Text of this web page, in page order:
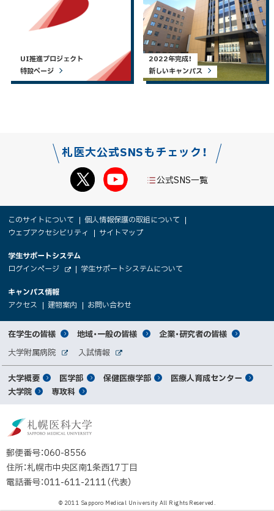
UI推進プロジェクト
特設ページ
2022年完成！
新しいキャンパス
札医大公式SNSもチェック！
公式SNS一覧
サ
ト
報
このサイトについて
個人情報保護の取組について
ウェブアクセシビリティ
サイトマップ
大
学
関
者
向
け
学生サポートシステム
ログインページ
イ
ト
（
新
ィ
ド
ウ
で
開
き
ま
す
学生サポートシステムについて
キャンパス情報
アクセス
（
新
規
ウ
ィ
ン
ド
ウ
で
き
ま
）
建物案内
（
新
規
ウ
ィ
ン
ド
ウ
で
き
ま
）
お問い合わせ
規
ウ
ィ
ウ
で
ま
サ
イ
ト
マ
プ
対
象
者
別
メ
ュ
ー
在学生の皆様 地域・一般の皆様 企業・研究者の皆様
関
連
サ
大学附属病院
サ
イ
ト
入試情報
サ
メ
イ
メ
ュ
ー
大学概要 医学部 保健医療学部
医療人育成センター
大学院
専攻科
立
大
法
郵便番号：060-8556
住所：札幌市中央区南1条西17丁目
電話番号：011-611-2111（代表）
© 2011 Sapporo Medical University All Rights Reserved.